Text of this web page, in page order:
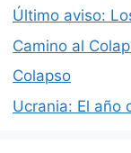
Último aviso:
Camino al
Colapso
Ucrania: El año